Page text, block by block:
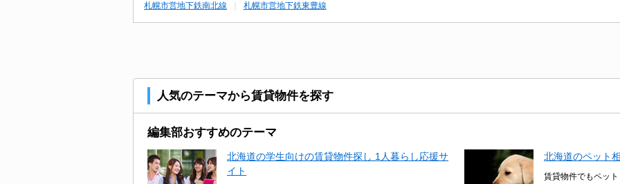
札幌市営地下鉄南北線 札幌市営地下鉄東豊線
人気のテーマから賃貸物件を探す
編集部おすすめのテーマ
北海道の学生向けの賃貸物件探し 1人暮らし応援サ
イト
北海道のペット
賃貸物件でもペッ